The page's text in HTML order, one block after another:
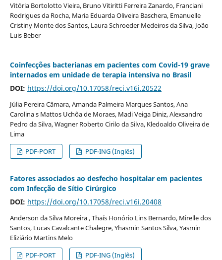
Vitória Bortolotto Vieira, Bruno Vitiritti Ferreira Zanardo, Franciani
Rodrigues da Rocha, Maria Eduarda Oliveira Baschera, Emanuelle
Cristiny Monte dos Santos, Laura Schroeder Medeiros da Silva, João
Luis Beber
Coinfecções bacterianas em pacientes com Covid-19 grave
internados em unidade de terapia intensiva no Brasil
DOI: https://doi.org/10.17058/reci.v16i.20522
Júlia Pereira Câmara, Amanda Palmeira Marques Santos, Ana
Carolina s Mattos Uchôa de Moraes, Madi Veiga Diniz, Alexsandro
Pedro da Silva, Wagner Roberto Cirilo da Silva, Kledoaldo Oliveira de
Lima
PDF-PORT
PDF-ING (Inglês)
Fatores associados ao desfecho hospitalar em pacientes
com Infecção de Sítio Cirúrgico
DOI: https://doi.org/10.17058/reci.v16i.20408
Anderson da Silva Moreira , Thaís Honório Lins Bernardo, Mirelle dos
Santos, Lucas Cavalcante Chalegre, Yhasmin Santos Silva, Yasmin
Eliziário Martins Melo
PDF-PORT
PDF-ING (Inglês)